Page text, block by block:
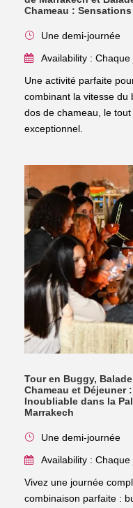
Chameau :
Une demi-journée
Availability : Chaque
Une activité parfaite
combinant la vitesse du
dos de chameau, le
exceptionnel.
Tour en Buggy,
Chameau et Déjeuner
Inoubliable dans la
Marrakech
Une demi-journée
Availability : Chaque
Vivez une journée
combinaison parfaite :